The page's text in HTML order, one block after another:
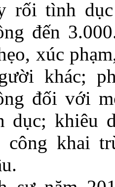
rối tình
đến
xúc
khác;
đối với
dục; khiêu
khai